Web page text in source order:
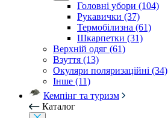
Головні убори (104)
Рукавички (37)
Термобілизна (61)
Шкарпетки (31)
Верхній одяг (61)
Взуття (13)
Окуляри поляризаційні (34)
Інше (11)
Кемпінг та туризм
Каталог